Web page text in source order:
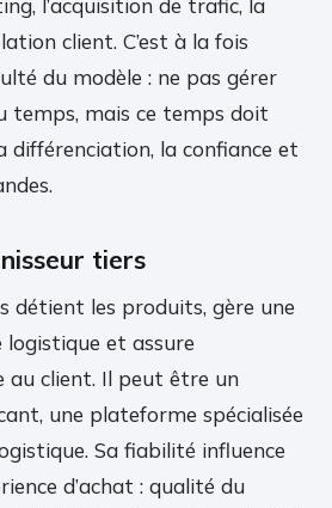
l’acquisition de trafic, la
client. C’est à la fois
du modèle : ne pas gérer
temps, mais ce temps doit
différenciation, la confiance et
tiers
détient les produits, gère une
logistique et assure
au client. Il peut être un
une plateforme spécialisée
Sa fiabilité influence
d’achat : qualité du